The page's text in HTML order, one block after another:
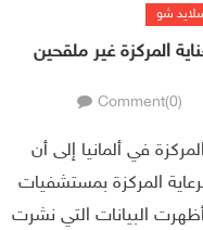
شو
المركزة غير ملقحين
Comment(0)
في ألمانيا إلى أن
الخاضعين للرعاية المركزة بمستشفيات
البيانات التي نشرت